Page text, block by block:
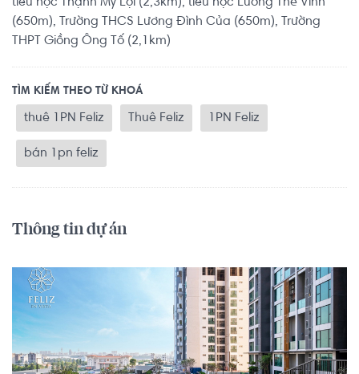
(650m), Trường THCS Lương Đình Của (650m), Trường
THPT Giồng Ông Tố (2,1km)
TÌM KIẾM THEO TỪ KHOÁ
thuê 1PN Feliz Thuê Feliz 1PN Feliz
bán 1pn feliz
Thông tin dự án